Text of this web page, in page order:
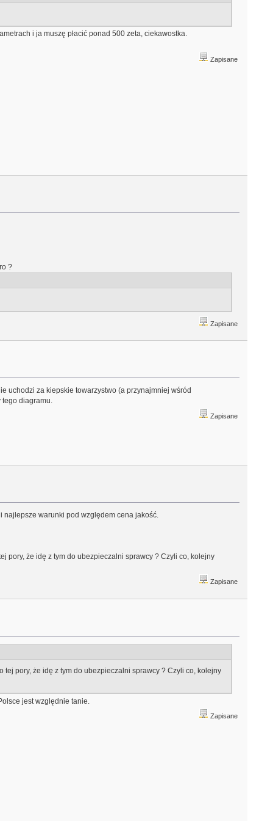
i ja muszę płacić ponad 500 zeta, ciekawostka.
Zapisane
?
Zapisane
uchodzi za kiepskie towarzystwo (a przynajmniej wśród
tego diagramu.
Zapisane
najlepsze warunki pod względem cena jakość.
pory, że idę z tym do ubezpieczalni sprawcy ? Czyli co, kolejny
Zapisane
tej pory, że idę z tym do ubezpieczalni sprawcy ? Czyli co, kolejny
jest względnie tanie.
Zapisane